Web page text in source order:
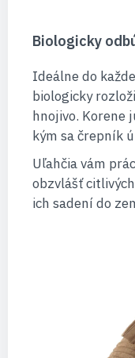
Biologicky
Ideálne do
biologicky
hnojivo. Korene
kým sa črepník
Uľahčia vám
obzvlášť
ich sadení do